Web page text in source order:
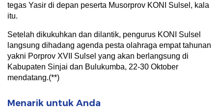
tegas Yasir di depan peserta Musorprov KONI Sulsel, kala
itu.
Setelah dikukuhkan dan dilantik, pengurus KONI Sulsel
langsung dihadang agenda pesta olahraga empat tahunan
yakni Porprov XVII Sulsel yang akan berlangsung di
Kabupaten Sinjai dan Bulukumba, 22-30 Oktober
mendatang.(**)
Menarik untuk Anda